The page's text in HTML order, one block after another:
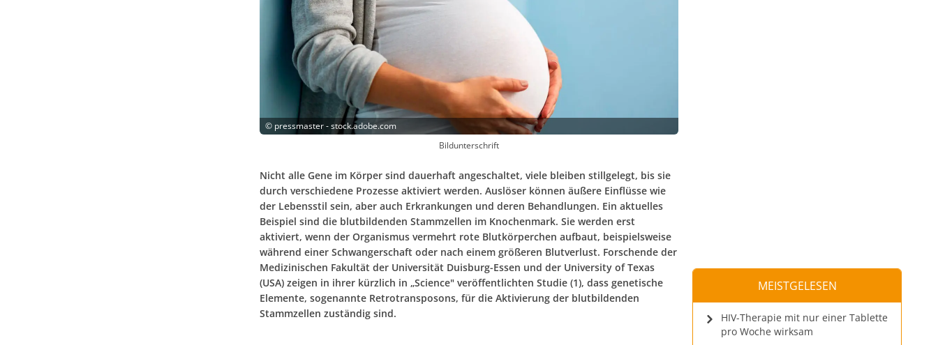
© pressmaster - stock.adobe.com
Bildunterschrift
Nicht alle Gene im Körper sind dauerhaft angeschaltet, viele bleiben stillgelegt, bis sie
durch verschiedene Prozesse aktiviert werden. Auslöser können äußere Einflüsse wie
der Lebensstil sein, aber auch Erkrankungen und deren Behandlungen. Ein aktuelles
Beispiel sind die blutbildenden Stammzellen im Knochenmark. Sie werden erst
aktiviert, wenn der Organismus vermehrt rote Blutkörperchen aufbaut, beispielsweise
während einer Schwangerschaft oder nach einem größeren Blutverlust. Forschende der
Medizinischen Fakultät der Universität Duisburg-Essen und der University of Texas
(USA) zeigen in ihrer kürzlich in „Science" veröffentlichten Studie (1), dass genetische
Elemente, sogenannte Retrotransposons, für die Aktivierung der blutbildenden
Stammzellen zuständig sind.
MEISTGELESEN
HIV-Therapie mit nur einer Tablette
pro Woche wirksam